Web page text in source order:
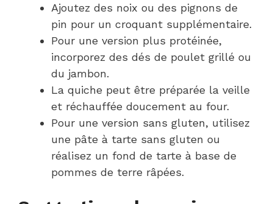
Ajoutez des noix ou des pignons de
pin pour un croquant supplémentaire.
Pour une version plus protéinée,
incorporez des dés de poulet grillé ou
du jambon.
La quiche peut être préparée la veille
et réchauffée doucement au four.
Pour une version sans gluten, utilisez
une pâte à tarte sans gluten ou
réalisez un fond de tarte à base de
pommes de terre râpées.